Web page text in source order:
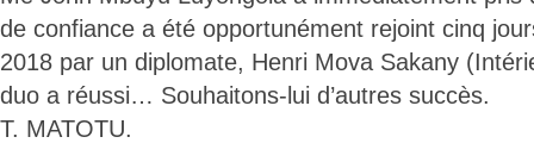
de confiance a été opportunément rejoint cinq
2018 par un diplomate, Henri Mova Sakany
duo a réussi… Souhaitons-lui d’autres succès.
T. MATOTU.